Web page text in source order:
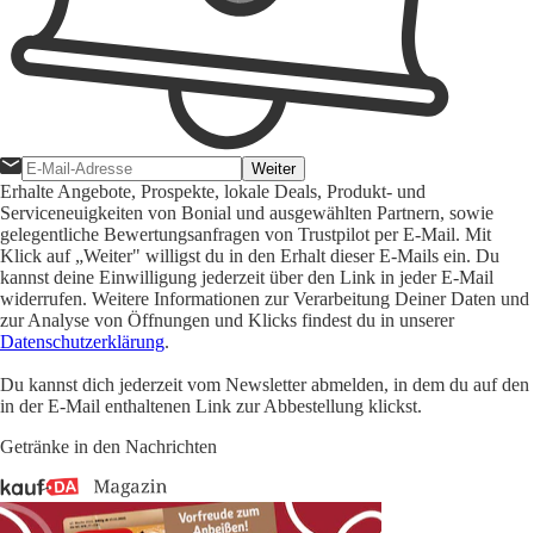
Weiter
Erhalte Angebote, Prospekte, lokale Deals, Produkt- und
Serviceneuigkeiten von Bonial und ausgewählten Partnern, sowie
gelegentliche Bewertungsanfragen von Trustpilot per E-Mail. Mit
Klick auf „Weiter" willigst du in den Erhalt dieser E-Mails ein. Du
kannst deine Einwilligung jederzeit über den Link in jeder E-Mail
widerrufen. Weitere Informationen zur Verarbeitung Deiner Daten und
zur Analyse von Öffnungen und Klicks findest du in unserer
Datenschutzerklärung.
Du kannst dich jederzeit vom Newsletter abmelden, in dem du auf den
in der E-Mail enthaltenen Link zur Abbestellung klickst.
Getränke in den Nachrichten